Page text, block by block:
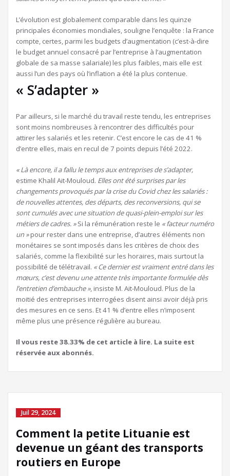
L’évolution est globalement comparable dans les quinze
principales économies mondiales, souligne l’enquête : la France
compte, certes, parmi les budgets d’augmentation (c’est-à-dire
le budget annuel consacré par l’entreprise à l’augmentation
globale de sa masse salariale) les plus faibles, mais elle est
aussi l’un des pays où l’inflation a été la plus contenue.
« S’adapter »
Par ailleurs, si le marché du travail reste tendu, les entreprises
sont moins nombreuses à rencontrer des difficultés pour
attirer les salariés et les retenir. C’est encore le cas de 41 %
d’entre elles, mais en recul de 7 points depuis l’été 2022.
« Là encore, il a fallu le temps aux entreprises de s’adapter,
estime Khalil Ait-Mouloud. Elles ont été surprises par les
changements provoqués par la crise du Covid chez les salariés :
de nouvelles attentes, des départs, des reconversions, qui se
sont cumulés avec une situation de quasi-plein-emploi sur les
métiers de cadres. »Si la rémunération reste le « facteur numéro
un »pour rester dans une entreprise, d’autres éléments non
monétaires se sont imposés dans les critères de choix des
salariés, comme la flexibilité sur les horaires, mais surtout la
possibilité de télétravail. « Ce dernier est vraiment entré dans les
mœurs, c’est devenu une attente très importante formulée dès
l’entretien d’embauche », insiste M. Ait-Mouloud. Plus de la
moitié des entreprises interrogées disent ainsi avoir déjà pris
des mesures en ce sens. Et 41 % d’entre elles n’imposent
même plus une présence régulière au bureau.
Il vous reste 38.33% de cet article à lire. La suite est
réservée aux abonnés.
Juil 29, 2024
Comment la petite Lituanie est
devenue un géant des transports
routiers en Europe